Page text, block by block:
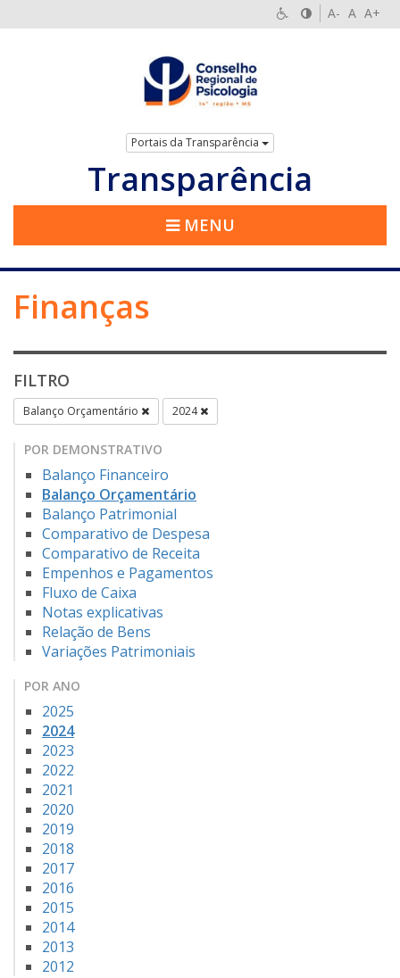
A- A A+
Portais da Transparência
Transparência
MENU
Finanças
FILTRO
Balanço Orçamentário 2024
POR DEMONSTRATIVO
Balanço Financeiro
Balanço Orçamentário
Balanço Patrimonial
Comparativo de Despesa
Comparativo de Receita
Empenhos e Pagamentos
Fluxo de Caixa
Notas explicativas
Relação de Bens
Variações Patrimoniais
POR ANO
2025
2024
2023
2022
2021
2020
2019
2018
2017
2016
2015
2014
2013
2012